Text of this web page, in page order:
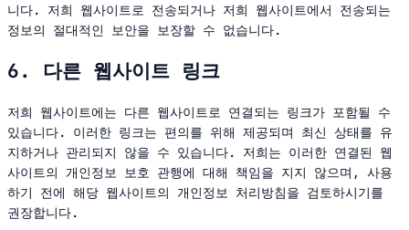
니다. 저희 웹사이트로 전송되거나 저희 웹사이트에서 전송되는
정보의 절대적인 보안을 보장할 수 없습니다.
6. 다른 웹사이트 링크
저희 웹사이트에는 다른 웹사이트로 연결되는 링크가 포함될 수
있습니다. 이러한 링크는 편의를 위해 제공되며 최신 상태를 유
지하거나 관리되지 않을 수 있습니다. 저희는 이러한 연결된 웹
사이트의 개인정보 보호 관행에 대해 책임을 지지 않으며, 사용
하기 전에 해당 웹사이트의 개인정보 처리방침을 검토하시기를
권장합니다.